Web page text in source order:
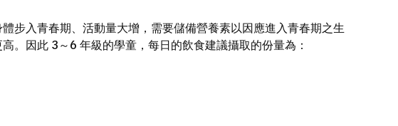
步入青春期、活動量大增，需要儲備營養素以因應進入青春期之生
。因此 3～6 年級的學童，每日的飲食建議攝取的份量為：